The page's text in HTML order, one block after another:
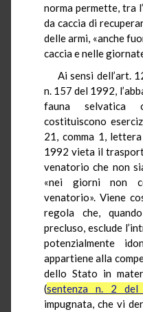
norma permette, tra
da caccia di
delle armi, «anche
caccia e nelle
Ai sensi dell’art.
n. 157 del 1992,
fauna selvatica
costituiscono
21, comma 1,
1992 vieta il
venatorio che non
«nei giorni non
venatorio». Viene
regola che,
precluso, esclude
potenzialmente
appartiene alla
dello Stato in
(sentenza n. 2 del
impugnata, che vi